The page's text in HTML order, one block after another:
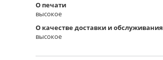
О печати
высокое
О качестве доставки и обслуживания
высокое